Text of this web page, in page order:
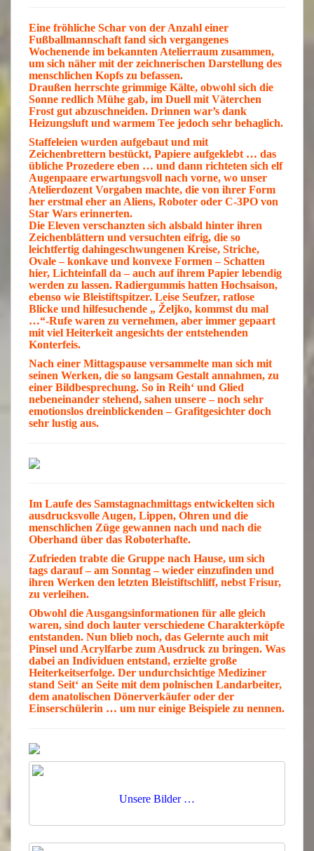
Eine fröhliche Schar von der Anzahl einer
Fußballmannschaft fand sich vergangenes
Wochenende im bekannten Atelierraum zusammen,
um sich näher mit der zeichnerischen Darstellung des
menschlichen Kopfs zu befassen.
Draußen herrschte grimmige Kälte, obwohl sich die
Sonne redlich Mühe gab, im Duell mit Väterchen
Frost gut abzuschneiden. Drinnen war’s dank
Heizungsluft und warmem Tee jedoch sehr behaglich.
Staffeleien wurden aufgebaut und mit
Zeichenbrettern bestückt, Papiere aufgeklebt … das
übliche Prozedere eben … und dann richteten sich elf
Augenpaare erwartungsvoll nach vorne, wo unser
Atelierdozent Vorgaben machte, die von ihrer Form
her erstmal eher an Aliens, Roboter oder C-3PO von
Star Wars erinnerten.
Die Eleven verschanzten sich alsbald hinter ihren
Zeichenblättern und versuchten eifrig, die so
leichtfertig dahingeschwungenen Kreise, Striche,
Ovale–konkave und konvexe Formen –Schatten
hier, Lichteinfall da – auch auf ihrem Papier lebendig
werden zu lassen. Radiergummis hatten Hochsaison,
ebenso wie Bleistiftspitzer. Leise Seufzer, ratlose
Blicke und hilfesuchende „ Željko, kommst du mal
…“-Rufe waren zu vernehmen, aber immer gepaart
mit viel Heiterkeit angesichts der entstehenden
Konterfeis.
Nach einer Mittagspause versammelte man sich mit
seinen Werken, die so langsam Gestalt annahmen, zu
einer Bildbesprechung. So in Reih‘ und Glied
nebeneinander stehend, sahen unsere – noch sehr
emotionslos dreinblickenden –Grafitgesichter doch
sehr lustig aus.
Im Laufe des Samstagnachmittags entwickelten sich
ausdrucksvolle Augen, Lippen, Ohren und die
menschlichen Züge gewannen nach und nach die
Oberhand über das Roboterhafte.
Zufrieden trabte die Gruppe nach Hause, um sich
tags darauf – am Sonntag – wieder einzufinden und
ihren Werken den letzten Bleistiftschliff, nebst Frisur,
zu verleihen.
Obwohl die Ausgangsinformationen für alle gleich
waren, sind doch lauter verschiedene Charakterköpfe
entstanden. Nun blieb noch, das Gelernte auch mit
Pinsel und Acrylfarbe zum Ausdruck zu bringen. Was
dabei an Individuen entstand, erzielte große
Heiterkeitserfolge. Der undurchsichtige Mediziner
stand Seit‘ an Seite mit dem polnischen Landarbeiter,
dem anatolischen Dönerverkäufer oder der
Einserschülerin … um nur einige Beispiele zu nennen.
Unsere Bilder …